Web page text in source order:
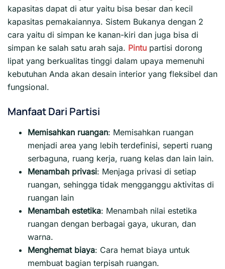
kapasitas dapat di atur yaitu bisa besar dan kecil
kapasitas pemakaiannya. Sistem Bukanya dengan 2
cara yaitu di simpan ke kanan-kiri dan juga bisa di
simpan ke salah satu arah saja. Pintu partisi dorong
lipat yang berkualitas tinggi dalam upaya memenuhi
kebutuhan Anda akan desain interior yang fleksibel dan
fungsional.
Manfaat Dari Partisi
Memisahkan ruangan: Memisahkan ruangan
menjadi area yang lebih terdefinisi, seperti ruang
serbaguna, ruang kerja, ruang kelas dan lain lain.
Menambah privasi: Menjaga privasi di setiap
ruangan, sehingga tidak mengganggu aktivitas di
ruangan lain
Menambah estetika: Menambah nilai estetika
ruangan dengan berbagai gaya, ukuran, dan
warna.
Menghemat biaya: Cara hemat biaya untuk
membuat bagian terpisah ruangan.